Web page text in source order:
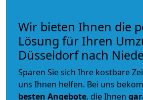
Wir bieten Ihnen die
Lösung für Ihren
Düsseldorf nach
Sparen Sie sich Ihre kostbare
uns Ihnen helfen. Bei uns
besten Angebote, die Ihnen